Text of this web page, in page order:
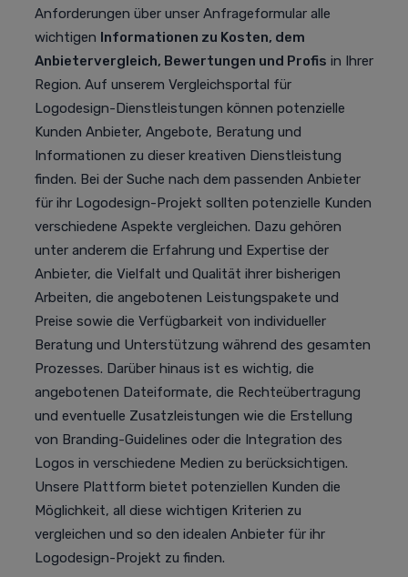
Anforderungen über unser Anfrageformular alle
wichtigen Informationen zu Kosten, dem
Anbietervergleich, Bewertungen und Profis in Ihrer
Region. Auf unserem Vergleichsportal für
Logodesign-Dienstleistungen können potenzielle
Kunden Anbieter, Angebote, Beratung und
Informationen zu dieser kreativen Dienstleistung
finden. Bei der Suche nach dem passenden Anbieter
für ihr Logodesign-Projekt sollten potenzielle Kunden
verschiedene Aspekte vergleichen. Dazu gehören
unter anderem die Erfahrung und Expertise der
Anbieter, die Vielfalt und Qualität ihrer bisherigen
Arbeiten, die angebotenen Leistungspakete und
Preise sowie die Verfügbarkeit von individueller
Beratung und Unterstützung während des gesamten
Prozesses. Darüber hinaus ist es wichtig, die
angebotenen Dateiformate, die Rechteübertragung
und eventuelle Zusatzleistungen wie die Erstellung
von Branding-Guidelines oder die Integration des
Logos in verschiedene Medien zu berücksichtigen.
Unsere Plattform bietet potenziellen Kunden die
Möglichkeit, all diese wichtigen Kriterien zu
vergleichen und so den idealen Anbieter für ihr
Logodesign-Projekt zu finden.